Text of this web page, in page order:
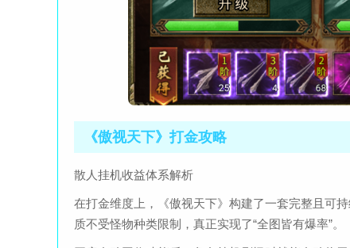
《傲视天下》打金攻略
散人挂机收益体系解析
在打金维度上，《傲视天下》构建了一套完整且可
质不受怪物种类限制，真正实现了“全图皆有爆率”。